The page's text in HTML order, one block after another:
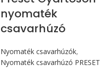
nyomaték
csavarhúzó
Nyomaték csavarhúzók,
Nyomaték csavarhúzó PRESET